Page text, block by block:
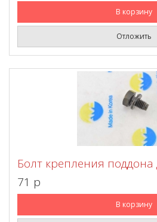
В корзину
Отложить
Болт крепления поддона
71 p
В корзину